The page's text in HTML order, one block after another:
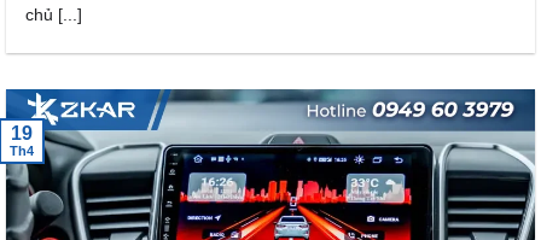
chủ [...]
19
Th4